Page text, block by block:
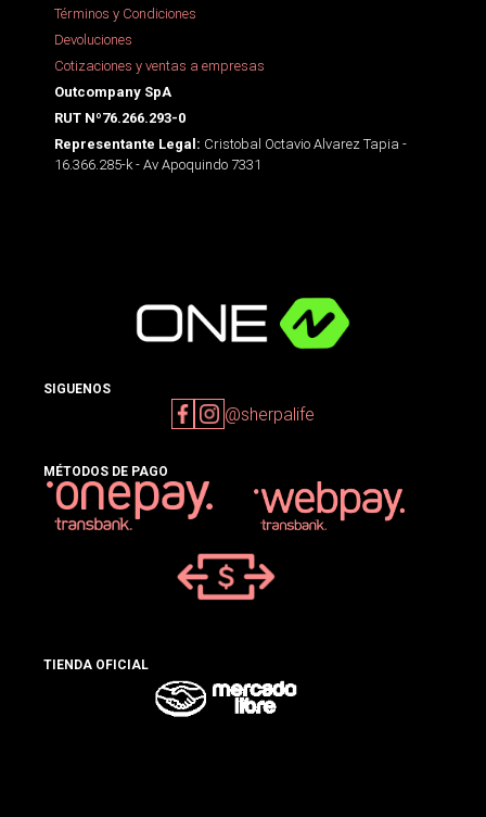
Términos y Condiciones
Devoluciones
Cotizaciones y ventas a empresas
Outcompany SpA
RUT Nº76.266.293-0
Representante Legal: Cristobal Octavio Alvarez Tapia -
16.366.285-k - Av Apoquindo 7331
SIGUENOS
@sherpalife
MÉTODOS DE PAGO
TIENDA OFICIAL